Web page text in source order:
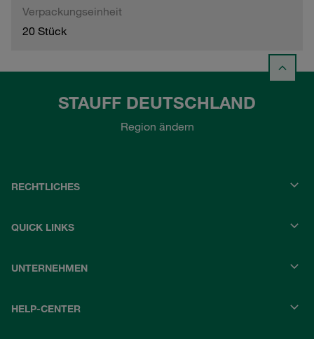
Verpackungseinheit
20 Stück
STAUFF DEUTSCHLAND
Region ändern
RECHTLICHES
QUICK LINKS
UNTERNEHMEN
HELP-CENTER